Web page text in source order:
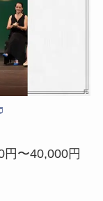
〜40,000円